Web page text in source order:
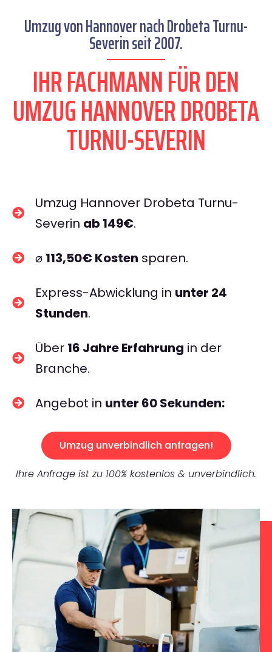
Umzug von Hannover nach Drobeta Turnu-
Severin seit 2007.
IHR FACHMANN FÜR DEN
UMZUG HANNOVER DROBETA
TURNU-SEVERIN
Umzug Hannover Drobeta Turnu-
Severin ab 149€.
⌀ 113,50€ Kosten sparen.
Express-Abwicklung in unter 24
Stunden.
Über 16 Jahre Erfahrung in der
Branche.
Angebot in unter 60 Sekunden:
Umzug unverbindlich anfragen!
Ihre Anfrage ist zu 100% kostenlos & unverbindlich.